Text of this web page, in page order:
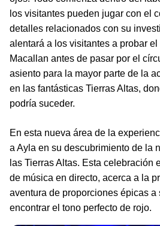
los visitantes pueden jugar con el
detalles relacionados con su
alentará a los visitantes a probar
Macallan antes de pasar por el
asiento para la mayor parte de la
en las fantásticas Tierras Altas,
podría suceder.
En esta nueva área de la
a Ayla en su descubrimiento de la
las Tierras Altas. Esta celebración
de música en directo, acerca a la
aventura de proporciones épicas a
encontrar el tono perfecto de rojo.